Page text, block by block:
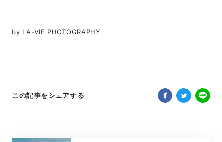
by LA-VIE PHOTOGRAPHY
この記事をシェアする